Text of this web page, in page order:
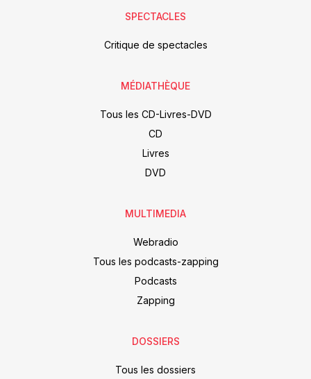
SPECTACLES
Critique de spectacles
MÉDIATHÈQUE
Tous les CD-Livres-DVD
CD
Livres
DVD
MULTIMEDIA
Webradio
Tous les podcasts-zapping
Podcasts
Zapping
DOSSIERS
Tous les dossiers